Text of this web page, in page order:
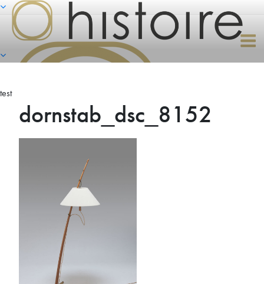
Naar
inhoud
springen
test
dornstab_dsc_8152